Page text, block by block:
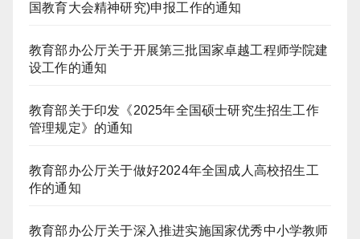
国教育大会精神研究)申报工作的通知
教育部办公厅关于开展第三批国家卓越工程师学院建
设工作的通知
教育部关于印发《2025年全国硕士研究生招生工作
管理规定》的通知
教育部办公厅关于做好2024年全国成人高校招生工
作的通知
教育部办公厅关于深入推进实施国家优秀中小学教师